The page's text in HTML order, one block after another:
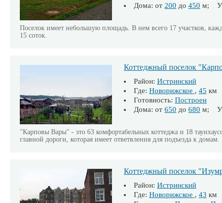
Дома: от 200 до 450 м;
Поселок имеет небольшую площадь. В нем всего 17 участков,
15 соток.
Коттеджный поселок
Район: Истринский
Где: Новорижское , 45 км
Готовность: Построен
Дома: от 650 до 680 м;
"Карповы Вары" - это 63 комфортабельных коттеджа и 18
главной дороги, которая имеет ответвления для подъезда к домам.
Коттеджный поселок
Район: Истринский
Где: Новорижское , 43 км